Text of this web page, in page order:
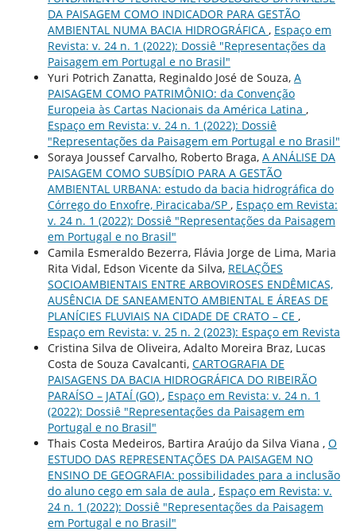
DA PAISAGEM COMO INDICADOR PARA GESTÃO
AMBIENTAL NUMA BACIA HIDROGRÁFICA , Espaço em
Revista: v. 24 n. 1 (2022): Dossiê "Representações da
Paisagem em Portugal e no Brasil"
Yuri Potrich Zanatta, Reginaldo José de Souza, A
PAISAGEM COMO PATRIMÔNIO: da Convenção
Europeia às Cartas Nacionais da América Latina ,
Espaço em Revista: v. 24 n. 1 (2022): Dossiê
"Representações da Paisagem em Portugal e no Brasil"
Soraya Joussef Carvalho, Roberto Braga, A ANÁLISE DA
PAISAGEM COMO SUBSÍDIO PARA A GESTÃO
AMBIENTAL URBANA: estudo da bacia hidrográfica do
Córrego do Enxofre, Piracicaba/SP , Espaço em Revista:
v. 24 n. 1 (2022): Dossiê "Representações da Paisagem
em Portugal e no Brasil"
Camila Esmeraldo Bezerra, Flávia Jorge de Lima, Maria
Rita Vidal, Edson Vicente da Silva, RELAÇÕES
SOCIOAMBIENTAIS ENTRE ARBOVIROSES ENDÊMICAS,
AUSÊNCIA DE SANEAMENTO AMBIENTAL E ÁREAS DE
PLANÍCIES FLUVIAIS NA CIDADE DE CRATO – CE ,
Espaço em Revista: v. 25 n. 2 (2023): Espaço em Revista
Cristina Silva de Oliveira, Adalto Moreira Braz, Lucas
Costa de Souza Cavalcanti, CARTOGRAFIA DE
PAISAGENS DA BACIA HIDROGRÁFICA DO RIBEIRÃO
PARAÍSO – JATAÍ (GO) , Espaço em Revista: v. 24 n. 1
(2022): Dossiê "Representações da Paisagem em
Portugal e no Brasil"
Thais Costa Medeiros, Bartira Araújo da Silva Viana , O
ESTUDO DAS REPRESENTAÇÕES DA PAISAGEM NO
ENSINO DE GEOGRAFIA: possibilidades para a inclusão
do aluno cego em sala de aula , Espaço em Revista: v.
24 n. 1 (2022): Dossiê "Representações da Paisagem
em Portugal e no Brasil"